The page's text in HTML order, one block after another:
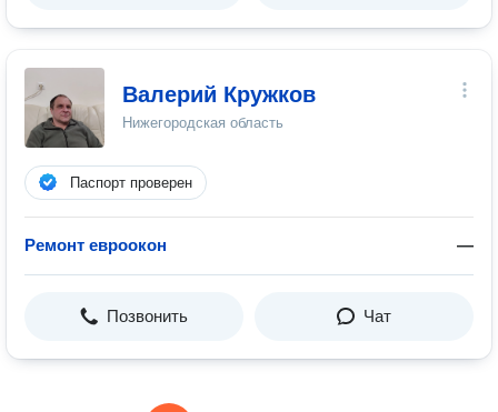
Валерий Кружков
Нижегородская область
Паспорт проверен
Ремонт евроокон —
Позвонить Чат